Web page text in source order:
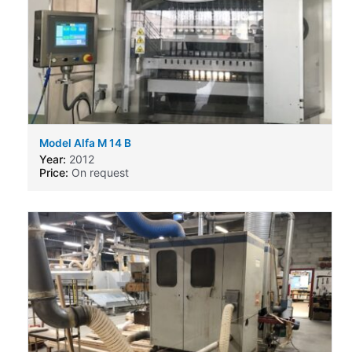
Model Alfa M 14 B
Year: 2012
Price: On request